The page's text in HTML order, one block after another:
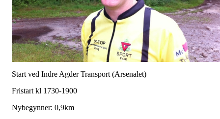
Start ved Indre Agder Transport (Arsenalet)
Fristart kl 1730-1900
Nybegynner: 0,9km